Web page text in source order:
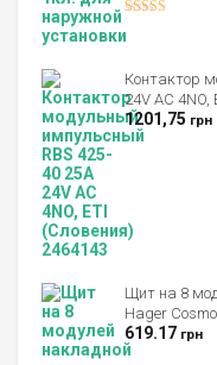
4.00
Контактор
24V AC 4NO,
1201,75 грн
Щит на 8
Hager
619.17 грн